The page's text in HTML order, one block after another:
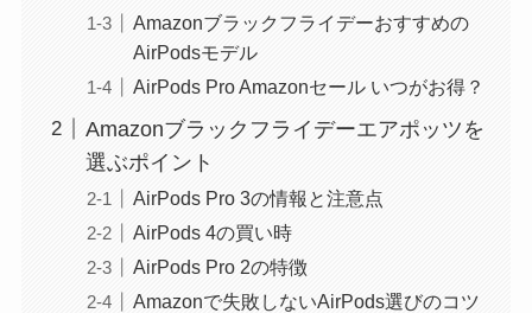
Amazonブラックフライデーおすすめの
AirPodsモデル
AirPods Pro Amazonセール いつがお得？
Amazonブラックフライデーエアポッツを
選ぶポイント
AirPods Pro 3の情報と注意点
AirPods 4の買い時
AirPods Pro 2の特徴
Amazonで失敗しないAirPods選びのコツ